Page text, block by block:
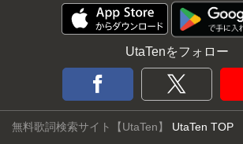
UtaTenをフォロー
無料歌詞検索サイト【UtaTen】 UtaTen TOP